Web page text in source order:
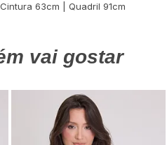
63cm | Quadril 91cm
vai gostar